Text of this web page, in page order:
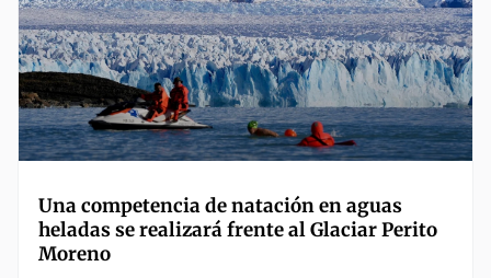
Una competencia de natación en aguas
heladas se realizará frente al Glaciar Perito
Moreno